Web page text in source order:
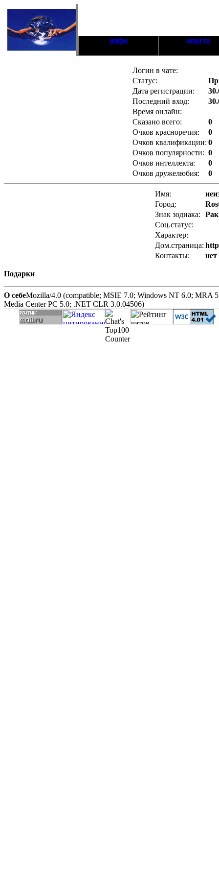
инфо анкета
Логин в чате:
Статус:
Дата регистрации:
Последний вход:
Время онлайн:
Сказано всего:
0
Очков красноречия:
0
Очков квалификации: 0
Очков популярности: 0
Очков интеллекта:
0
Очков дружелюбия:
0
Имя:
Город:
Знак зодиака:
Рак
Соц.статус:
Характер:
Дом.страница:
Контакты:
нет
Подарки
О себеMozilla/4.0 (compatible; MSIE 7.0; Windows NT 6.0; MRA
Media Center PC 5.0; .NET CLR 3.0.04506)